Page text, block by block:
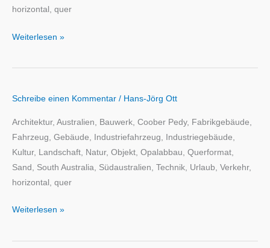
horizontal, quer
Weiterlesen »
Schreibe einen Kommentar / Hans-Jörg Ott
Architektur, Australien, Bauwerk, Coober Pedy, Fabrikgebäude,
Fahrzeug, Gebäude, Industriefahrzeug, Industriegebäude,
Kultur, Landschaft, Natur, Objekt, Opalabbau, Querformat,
Sand, South Australia, Südaustralien, Technik, Urlaub, Verkehr,
horizontal, quer
Weiterlesen »